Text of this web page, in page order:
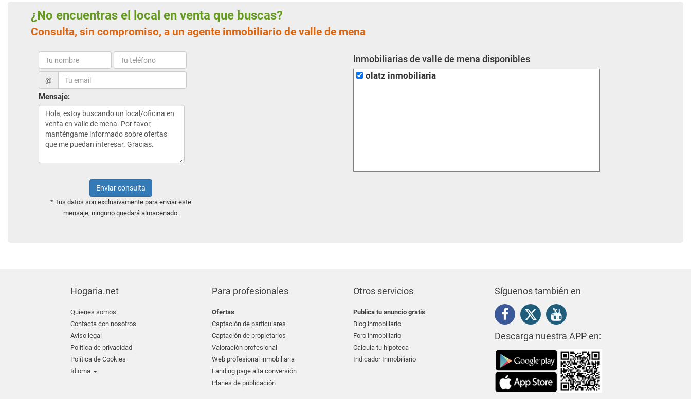
¿No encuentras el local en venta que buscas?
Consulta, sin compromiso, a un agente inmobiliario de valle de mena
@
Mensaje:
Enviar consulta
* Tus datos son exclusivamente para enviar este
mensaje, ninguno quedará almacenado.
Inmobiliarias de valle de mena disponibles
olatz inmobiliaria
Hogaria.net
Quienes somos
Contacta con nosotros
Aviso legal
Política de privacidad
Política de Cookies
Idioma
Para profesionales
Ofertas
Captación de particulares
Captación de propietarios
Valoración profesional
Web profesional inmobiliaria
Landing page alta conversión
Planes de publicación
Otros servicios
Publica tu anuncio gratis
Blog inmobiliario
Foro inmobiliario
Calcula tu hipoteca
Indicador Inmobiliario
Síguenos también en
Descarga nuestra APP en: